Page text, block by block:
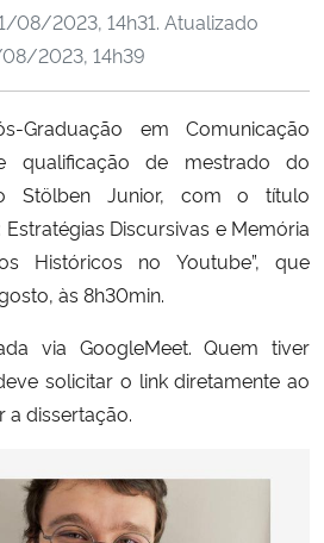
Inovações e Comunicações
e dos Direitos Humanos
08/2023, 14h31. Atualizado
2023, 14h39
Graduação em Comunicação
qualificação de mestrado do
Stölben Junior, com o título
Estratégias Discursivas e Memória
Históricos no Youtube”, que
às 8h30min.
via GoogleMeet. Quem tiver
solicitar o link diretamente ao
a dissertação.